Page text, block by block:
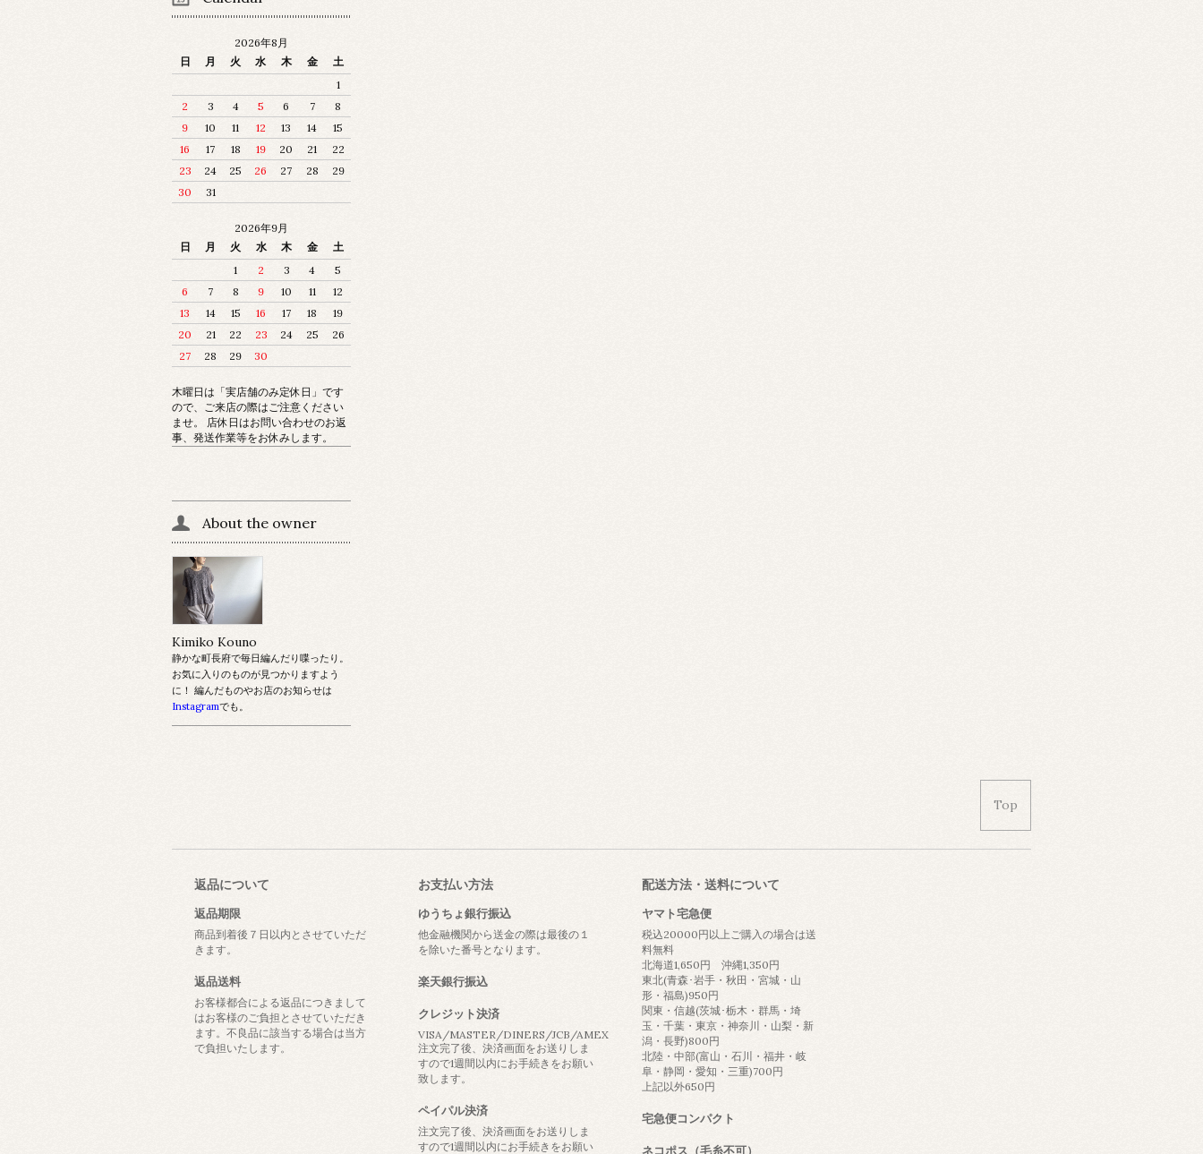
2026年8月
日
月 火 水 木 金
土
1
2
3 4 5 6 7
8
9
10 11 12 13 14
15
16
17 18 19 20 21
22
23
24 25 26 27 28
29
30
31
2026年9月
日
月 火 水 木 金
土
1
2 3 4
5
6
7 8 9 10 11
12
13
14 15 16 17 18
19
20
21 22 23 24 25
26
27
28 29 30
木曜日は「実店舗のみ定休日」です
ので、ご来店の際はご注意ください
ませ。 店休日はお問い合わせのお返
事、発送作業等をお休みします。
About the owner
Kimiko Kouno
静かな町長府で毎日編んだり喋ったり。
お気に入りのものが見つかりますよう
に！ 編んだものやお店のお知らせは
Instagramでも。
Top
返品について
返品期限
商品到着後７日以内とさせていただ
きます。
返品送料
お客様都合による返品につきまして
はお客様のご負担とさせていただき
ます。不良品に該当する場合は当方
で負担いたします。
お支払い方法
ゆうちょ銀行振込
他金融機関から送金の際は最後の１
を除いた番号となります。
楽天銀行振込
クレジット決済
VISA/MASTER/DINERS/JCB/AMEX
注文完了後、決済画面をお送りしま
すので1週間以内にお手続きをお願い
致します。
ペイパル決済
注文完了後、決済画面をお送りしま
すので1週間以内にお手続きをお願い
配送方法・送料について
ヤマト宅急便
税込20000円以上ご購入の場合は送
料無料
北海道1,650円 沖縄1,350円
東北(青森･岩手・秋田・宮城・山
形・福島)950円
関東・信越(茨城･栃木・群馬・埼
玉・千葉・東京・神奈川・山梨・新
潟・長野)800円
北陸・中部(富山・石川・福井・岐
阜・静岡・愛知・三重)700円
上記以外650円
宅急便コンパクト
ネコポス（毛糸不可）